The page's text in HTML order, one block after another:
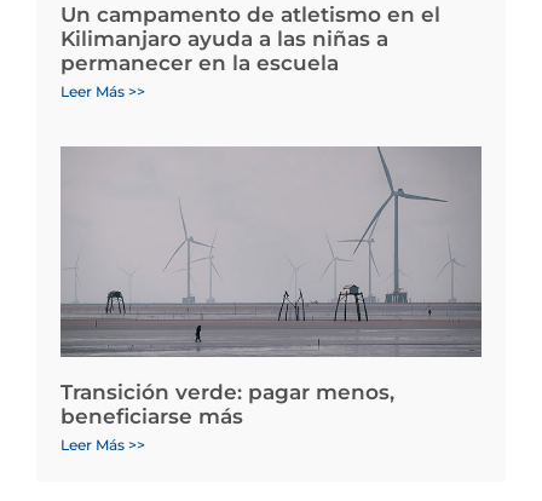
Un campamento de atletismo en el
Kilimanjaro ayuda a las niñas a
permanecer en la escuela
Leer Más >>
Transición verde: pagar menos,
beneficiarse más
Leer Más >>